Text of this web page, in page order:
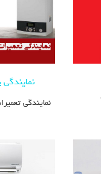
نمایندگی